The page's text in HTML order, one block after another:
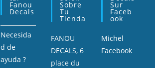
Fanou
Decals
Necesida
d de
ayuda ?
Sobre
Tu
Tienda
FANOU
DECALS, 6
place du
Sur
Faceb
Ook
Michel
Facebook